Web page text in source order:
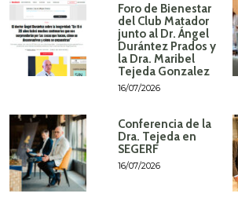
Foro de Bienestar
del Club Matador
junto al Dr. Ángel
Durántez Prados y
la Dra. Maribel
Tejeda Gonzalez
16/07/2026
Conferencia de la
Dra. Tejeda en
SEGERF
16/07/2026